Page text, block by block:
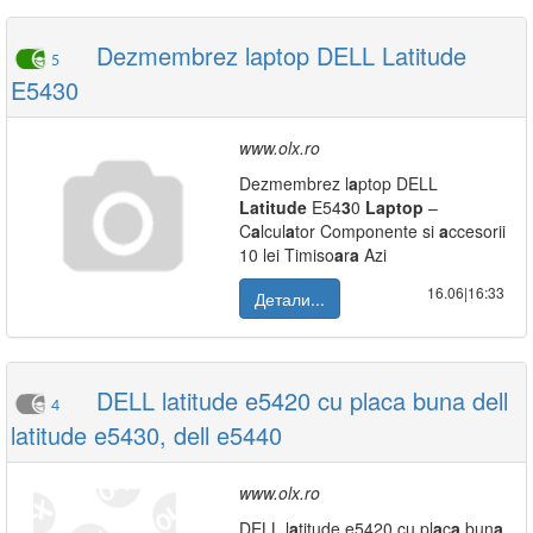
5
Dezmembrez laptop DELL Latitude
E5430
www.olx.ro
Dezmembrez laptop DELL
Latitude E5430 Laptop –
Calculator Componente si accesorii
10 lei Timisoara Azi
Детали...
16.06|16:33
4
DELL latitude e5420 cu placa buna dell
latitude e5430, dell e5440
www.olx.ro
DELL latitude e5420 cu placa buna